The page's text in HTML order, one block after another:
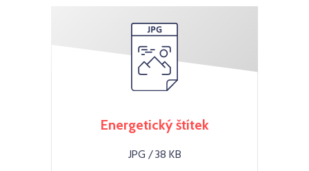
Energetický štítek
JPG / 38 KB